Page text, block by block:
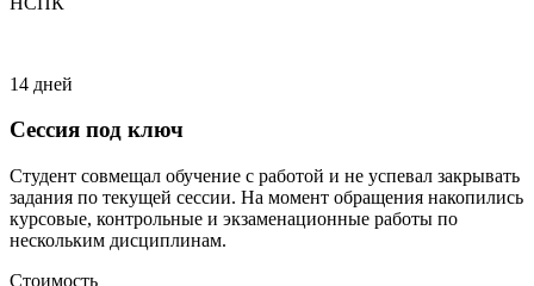
14 дней
Сессия под ключ
Студент совмещал обучение с работой и не успевал закрывать
задания по текущей сессии. На момент обращения накопились
курсовые, контрольные и экзаменационные работы по
нескольким дисциплинам.
Стоимость